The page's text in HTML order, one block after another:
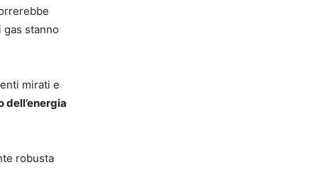
gas stanno
mirati e
dell’energia
robusta